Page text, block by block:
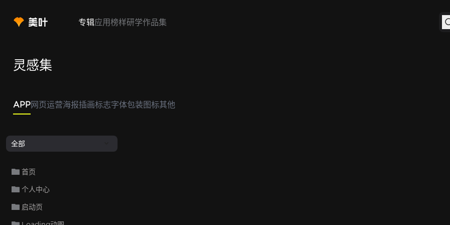
专辑应用榜样研学作品集
灵感集
APP网页运营海报插画标志字体包装图标其他
全部
首页
个人中心
启动页